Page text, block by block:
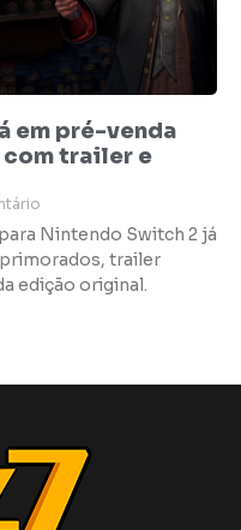
em pré-venda
com trailer e
Nintendo Switch 2 já
trailer
edição original.